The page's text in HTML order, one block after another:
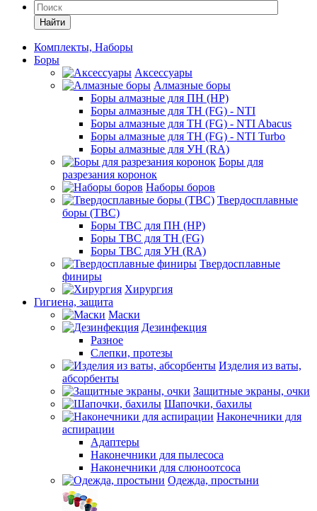
Найти
Комплекты, Наборы
Боры
Аксессуары
Алмазные боры
Боры алмазные для ПН (HP)
Боры алмазные для ТН (FG) - NTI
Боры алмазные для ТН (FG) - NTI Abacus
Боры алмазные для ТН (FG) - NTI Turbo
Боры алмазные для УН (RA)
Боры для
разрезания коронок
Наборы боров
Твердосплавные
боры (ТВС)
Боры ТВС для ПН (HP)
Боры ТВС для ТН (FG)
Боры ТВС для УН (RA)
Твердосплавные
финиры
Хирургия
Гигиена, защита
Маски
Дезинфекция
Разное
Слепки, протезы
Изделия из ваты,
абсорбенты
Защитные экраны, очки
Шапочки, бахилы
Наконечники для
аспирации
Адаптеры
Наконечники для пылесоса
Наконечники для слюноотсоса
Одежда, простыни